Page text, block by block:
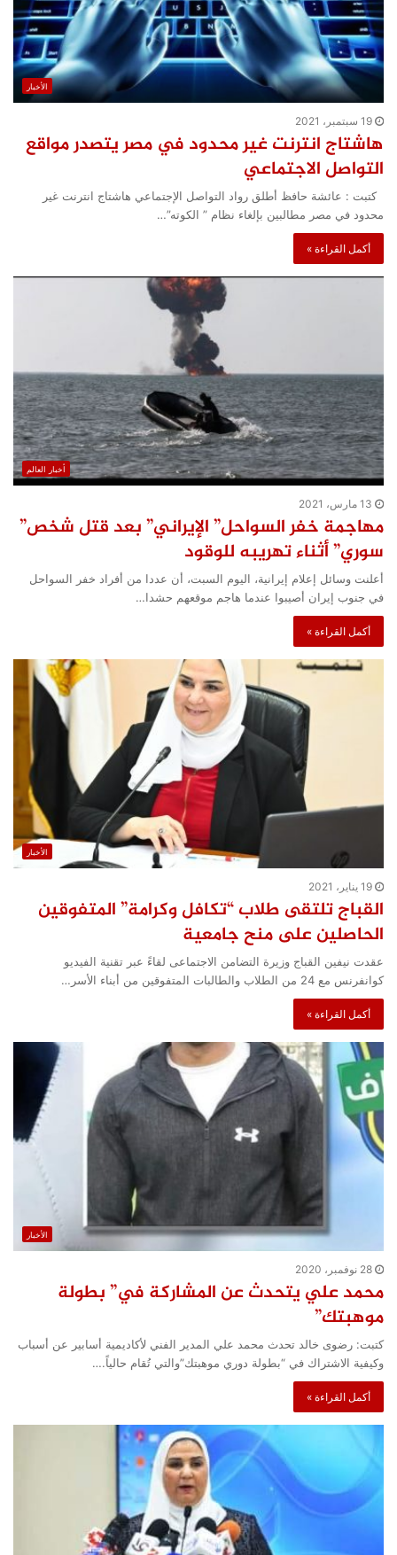
الأخبار
19 سبتمبر، 2021
هاشتاج انترنت غير محدود في مصر يتصدر مواقع
التواصل الاجتماعي
كتبت : عائشة حافظ أطلق رواد التواصل الإجتماعي هاشتاج انترنت غير
محدود في مصر مطالبين بإلغاء نظام ” الكوته”…
أكمل القراءة »
أخبار العالم
13 مارس، 2021
مهاجمة خفر السواحل” الإيراني” بعد قتل شخص”
سوري” أثناء تهريبه للوقود
أعلنت وسائل إعلام إيرانية، اليوم السبت، أن عددا من أفراد خفر السواحل
في جنوب إيران أصيبوا عندما هاجم موقعهم حشدا…
أكمل القراءة »
الأخبار
19 يناير، 2021
القباج تلتقى طلاب “تكافل وكرامة” المتفوقين
الحاصلين على منح جامعية
عقدت نيفين القباج وزيرة التضامن الاجتماعى لقاءً عبر تقنية الفيديو
كوانفرنس مع 24 من الطلاب والطالبات المتفوقين من أبناء الأسر…
أكمل القراءة »
الأخبار
28 نوفمبر، 2020
محمد علي يتحدث عن المشاركة في” بطولة
موهبتك”
كتبت: رضوى خالد تحدث محمد علي المدير الفني لأكاديمية أسابير عن أسباب
وكيفية الاشتراك في “بطولة دوري موهبتك”والتي تُقام حالياً.…
أكمل القراءة »